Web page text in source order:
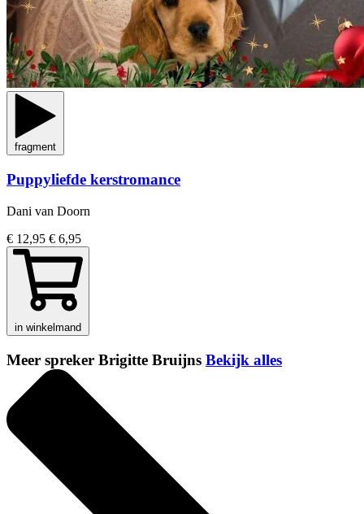
fragment
Puppyliefde kerstromance
Dani van Doorn
€ 12,95 € 6,95
in winkelmand
Meer spreker Brigitte Bruijns Bekijk alles